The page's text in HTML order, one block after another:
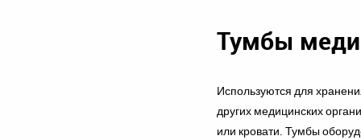
Тумбы
Используются для
других медицинских
или кровати. Тумбы